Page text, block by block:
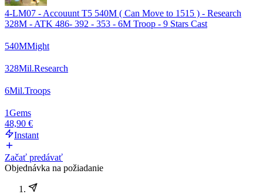
4-LM07 - Accouunt T5 540M ( Can Move to 1515 ) - Research
328M - ATK 486- 392 - 353 - 6M Troop - 9 Stars Cast
540MMight
328Mil.Research
6Mil.Troops
1Gems
48,90 €
Instant
Začať predávať
Objednávka na požiadanie